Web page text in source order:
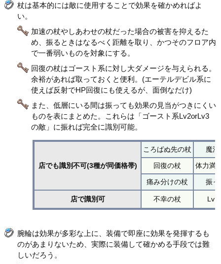
杖は基本的には敵に使用することで効果を確かめればよ
い。
加速の杖やしあわせの杖だった場合の被害を抑えるた
め、振るときはなるべく距離を取り、かつそのフロア内
で一番弱いものを対象にする。
回復の杖はゴースト系に対し大ダメージを与えられる。
余裕があれば取っておくと便利。(エーテルデビル系に
使えば反射でHP回復にも使えるが、面倒なだけ)
また、低層にいる間は振っても効果の見当がつきにくい
ものを表にまとめた。これらは「ゴースト系Lv2orLv3
の敵」に振れば完全に識別可能。
店でも識別不可(3種が同価格帯)
ころばぬ先の杖 魔
回復の杖 体力満
痛み分けの杖 振っ
店で識別可 不幸の杖 Lv1
腕輪は効果が多彩な上に、装備で即座に効果を発揮するも
のがあまりないため、実際に装備して確かめる手段では難
しいだろう。